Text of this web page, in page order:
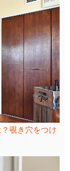
覗き穴をつけ